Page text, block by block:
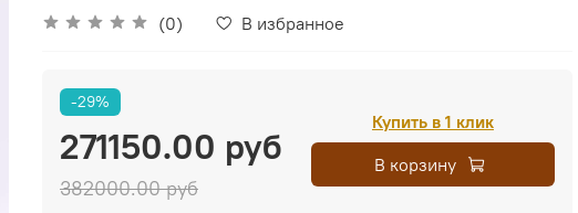
(0) В избранное
-29%
271150.00 руб
382000.00 руб
Купить в 1 клик
В корзину